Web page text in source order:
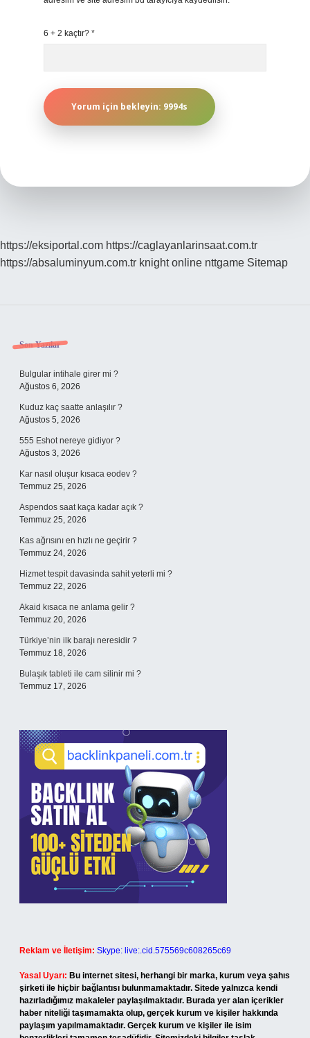
6 + 2 kaçtır? *
https://eksiportal.com https://caglayanlarinsaat.com.tr
https://absaluminyum.com.tr knight online nttgame Sitemap
Sidebar
Son Yazılar
Bulgular intihale girer mi ?
Ağustos 6, 2026
Kuduz kaç saatte anlaşılır ?
Ağustos 5, 2026
555 Eshot nereye gidiyor ?
Ağustos 3, 2026
Kar nasıl oluşur kısaca eodev ?
Temmuz 25, 2026
Aspendos saat kaça kadar açık ?
Temmuz 25, 2026
Kas ağrısını en hızlı ne geçirir ?
Temmuz 24, 2026
Hizmet tespit davasinda sahit yeterli mi ?
Temmuz 22, 2026
Akaid kısaca ne anlama gelir ?
Temmuz 20, 2026
Türkiye’nin ilk barajı neresidir ?
Temmuz 18, 2026
Bulaşık tableti ile cam silinir mi ?
Temmuz 17, 2026
Reklam ve İletişim: Skype: live:.cid.575569c608265c69
Yasal Uyarı: Bu internet sitesi, herhangi bir marka, kurum veya şahıs
şirketi ile hiçbir bağlantısı bulunmamaktadır. Sitede yalnızca kendi
hazırladığımız makaleler paylaşılmaktadır. Burada yer alan içerikler
haber niteliği taşımamakta olup, gerçek kurum ve kişiler hakkında
paylaşım yapılmamaktadır. Gerçek kurum ve kişiler ile isim